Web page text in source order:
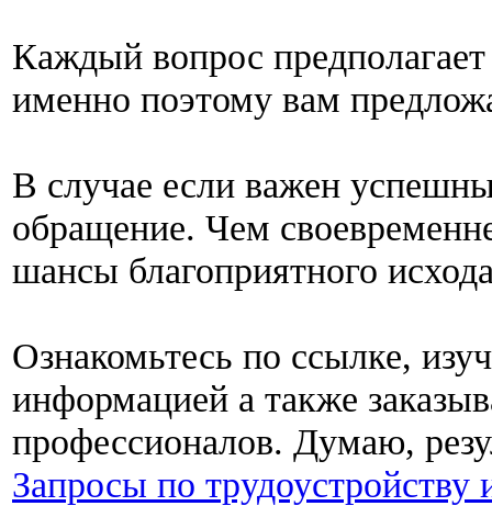
Каждый вопрос
именно поэтому вам
В случае если важен
обращение. Чем
шансы благоприятного
Ознакомьтесь по ссылке,
информацией а также
профессионалов. Думаю,
Запросы по